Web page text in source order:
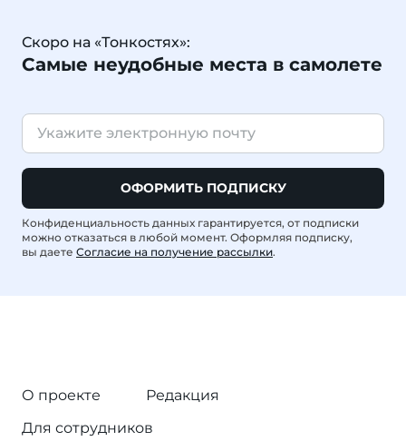
Скоро на «Тонкостях»:
Самые неудобные места в самолете
ОФОРМИТЬ ПОДПИСКУ
Конфиденциальность данных гарантируется, от подписки
можно отказаться в любой момент. Оформляя подписку,
вы даете Согласие на получение рассылки.
О проекте
Редакция
Для сотрудников